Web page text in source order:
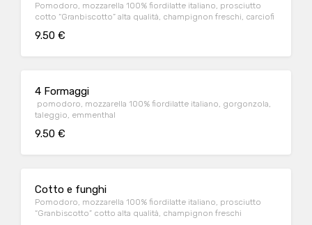
Pomodoro, mozzarella 100% fiordilatte italiano, prosciutto
cotto “Granbiscotto” alta qualità, champignon freschi, carciofi
9.50 €
4 Formaggi
pomodoro, mozzarella 100% fiordilatte italiano, gorgonzola,
taleggio, emmenthal
9.50 €
Cotto e funghi
Pomodoro, mozzarella 100% fiordilatte italiano, prosciutto
“Granbiscotto” cotto alta qualità, champignon freschi